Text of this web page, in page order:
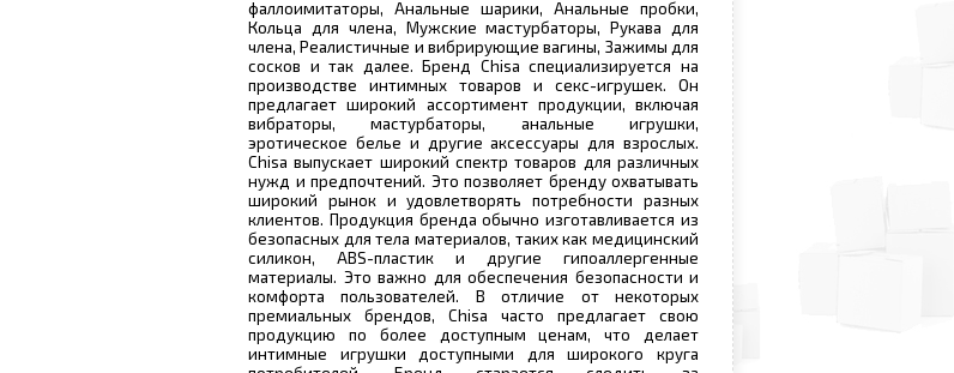
фаллоимитаторы, Анальные шарики, Анальные пробки,
Кольца для члена, Мужские мастурбаторы, Рукава для
члена, Реалистичные и вибрирующие вагины, Зажимы для
сосков и так далее. Бренд Chisa специализируется на
производстве интимных товаров и секс-игрушек. Он
предлагает широкий ассортимент продукции, включая
вибраторы, мастурбаторы, анальные игрушки,
эротическое белье и другие аксессуары для взрослых.
Chisa выпускает широкий спектр товаров для различных
нужд и предпочтений. Это позволяет бренду охватывать
широкий рынок и удовлетворять потребности разных
клиентов. Продукция бренда обычно изготавливается из
безопасных для тела материалов, таких как медицинский
силикон, ABS-пластик и другие гипоаллергенные
материалы. Это важно для обеспечения безопасности и
комфорта пользователей. В отличие от некоторых
премиальных брендов, Chisa часто предлагает свою
продукцию по более доступным ценам, что делает
интимные игрушки доступными для широкого круга